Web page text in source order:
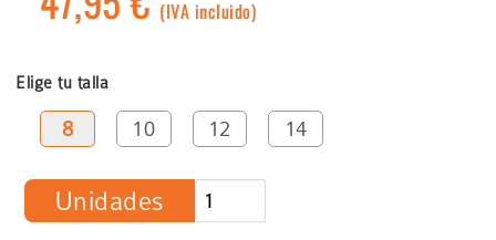
(IVA incluido)
Elige tu talla
8 10 12 14
Unidades